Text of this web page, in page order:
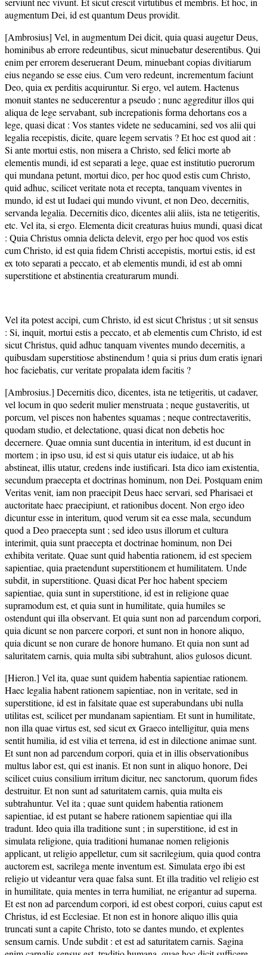
augmentum Dei, id est quantum Deus providit.
[Ambrosius] Vel, in augmentum Dei dicit, quia quasi augetur Deus,
hominibus ab errore redeuntibus, sicut minuebatur deserentibus. Qui
enim per errorem deseruerant Deum, minuebant copias divitiarum
eius negando se esse eius. Cum vero redeunt, incrementum faciunt
Deo, quia ex perditis acquiruntur. Si ergo, vel autem. Hactenus
monuit stantes ne seducerentur a pseudo ; nunc aggreditur illos qui
aliqua de lege servabant, sub increpationis forma dehortans eos a
lege, quasi dicat : Vos stantes videte ne seducamini, sed vos alii qui
legalia recepistis, dicite, quare legem servatis ? Et hoc est quod ait :
Si ante mortui estis, non misera a Christo, sed felici morte ab
elementis mundi, id est separati a lege, quae est institutio puerorum
qui mundana petunt, mortui dico, per hoc quod estis cum Christo,
quid adhuc, scilicet veritate nota et recepta, tanquam viventes in
mundo, id est ut Iudaei qui mundo vivunt, et non Deo, decernitis,
servanda legalia. Decernitis dico, dicentes alii aliis, ista ne tetigeritis,
etc. Vel ita, si ergo. Elementa dicit creaturas huius mundi, quasi dicat
: Quia Christus omnia delicta delevit, ergo per hoc quod vos estis
cum Christo, id est quia fidem Christi accepistis, mortui estis, id est
ex toto separati a peccato, et ab elementis mundi, id est ab omni
superstitione et abstinentia creaturarum mundi.
Vel ita potest accipi, cum Christo, id est sicut Christus ; ut sit sensus
: Si, inquit, mortui estis a peccato, et ab elementis cum Christo, id est
sicut Christus, quid adhuc tanquam viventes mundo decernitis, a
quibusdam superstitiose abstinendum ! quia si prius dum eratis ignari
hoc faciebatis, cur veritate propalata idem facitis ?
[Ambrosius.] Decernitis dico, dicentes, ista ne tetigeritis, ut cadaver,
vel locum in quo sederit mulier menstruata ; neque gustaveritis, ut
porcum, vel pisces non habentes squamas ; neque contrectaveritis,
quodam studio, et delectatione, quasi dicat non debetis hoc
decernere. Quae omnia sunt ducentia in interitum, id est ducunt in
mortem ; in ipso usu, id est si quis utatur eis iudaice, ut ab his
abstineat, illis utatur, credens inde iustificari. Ista dico iam existentia,
secundum praecepta et doctrinas hominum, non Dei. Postquam enim
Veritas venit, iam non praecipit Deus haec servari, sed Pharisaei et
auctoritate haec praecipiunt, et rationibus docent. Non ergo ideo
dicuntur esse in interitum, quod verum sit ea esse mala, secundum
quod a Deo praecepta sunt ; sed ideo usus illorum et cultura
interimit, quia sunt praecepta et doctrinae hominum, non Dei
exhibita veritate. Quae sunt quid habentia rationem, id est speciem
sapientiae, quia praetendunt superstitionem et humilitatem. Unde
subdit, in superstitione. Quasi dicat Per hoc habent speciem
sapientiae, quia sunt in superstitione, id est in religione quae
supramodum est, et quia sunt in humilitate, quia humiles se
ostendunt qui illa observant. Et quia sunt non ad parcendum corpori,
quia dicunt se non parcere corpori, et sunt non in honore aliquo,
quia dicunt se non curare de honore humano. Et quia non sunt ad
saluritatem carnis, quia multa sibi subtrahunt, alios gulosos dicunt.
[Hieron.] Vel ita, quae sunt quidem habentia sapientiae rationem.
Haec legalia habent rationem sapientiae, non in veritate, sed in
superstitione, id est in falsitate quae est superabundans ubi nulla
utilitas est, scilicet per mundanam sapientiam. Et sunt in humilitate,
non illa quae virtus est, sed sicut ex Graeco intelligitur, quia mens
sentit humilia, id est vilia et terrena, id est in dilectione animae sunt.
Et sunt non ad parcendum corpori, quia et in illis observationibus
multus labor est, qui est inanis. Et non sunt in aliquo honore, Dei
scilicet cuius consilium irritum dicitur, nec sanctorum, quorum fides
destruitur. Et non sunt ad saturitatem carnis, quia multa eis
subtrahuntur. Vel ita ; quae sunt quidem habentia rationem
sapientiae, id est putant se habere rationem sapientiae qui illa
tradunt. Ideo quia illa traditione sunt ; in superstitione, id est in
simulata religione, quia traditioni humanae nomen religionis
applicant, ut religio appelletur, cum sit sacrilegium, quia quod contra
auctorem est, sacrilega mente inventum est. Simulata ergo ibi est
religio ut videantur vera quae falsa sunt. Et illa traditio vel religio est
in humilitate, quia mentes in terra humiliat, ne erigantur ad superna.
Et est non ad parcendum corpori, id est obest corpori, cuius caput est
Christus, id est Ecclesiae. Et non est in honore aliquo illis quia
truncati sunt a capite Christo, toto se dantes mundo, et explentes
sensum carnis. Unde subdit : et est ad saturitatem carnis. Sagina